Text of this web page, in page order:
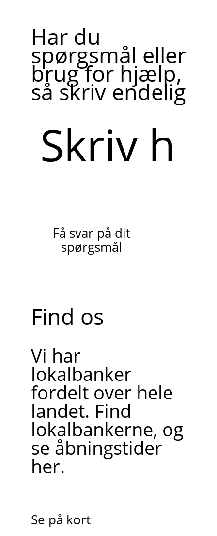
Har du
spørgsmål eller
brug for hjælp,
så skriv endelig
her
Få svar på dit
spørgsmål
Find os
Vi har
lokalbanker
fordelt over hele
landet. Find
lokalbankerne, og
se åbningstider
her.
Se på kort